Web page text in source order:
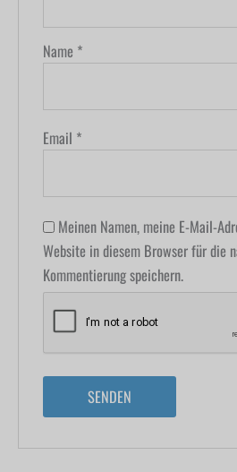
Name *
Email *
Meinen Namen, meine E-Mail-
Website in diesem Browser für die
Kommentierung speichern.